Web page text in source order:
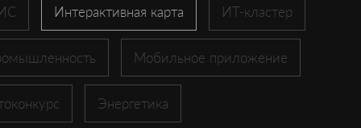
Интерактивная карта ИТ-кластер
Мобильное приложение
Энергетика